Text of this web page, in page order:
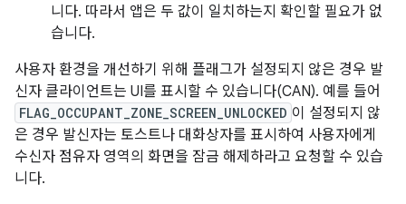
니다. 따라서 앱은 두 값이 일치하는지 확인할 필요가 없
습니다.
사용자 환경을 개선하기 위해 플래그가 설정되지 않은 경우 발
신자 클라이언트는 UI를 표시할 수 있습니다(CAN). 예를 들어
FLAG_OCCUPANT_ZONE_SCREEN_UNLOCKED 이 설정되지 않
은 경우 발신자는 토스트나 대화상자를 표시하여 사용자에게
수신자 점유자 영역의 화면을 잠금 해제하라고 요청할 수 있습
니다.